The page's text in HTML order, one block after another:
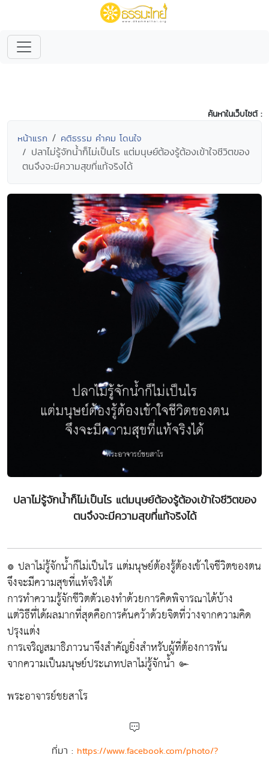
ค้นหาในเว็บไซต์ :
หน้าแรก คติธรรม คำคม โดนใจ
ปลาไม่รู้จักน้ำก็ไม่เป็นไร แต่มนุษย์ต้องรู้ต้องเข้าใจชีวิตของ
ตนจึงจะมีความสุขที่แท้จริงได้
ปลาไม่รู้จักน้ำก็ไม่เป็นไร แต่มนุษย์ต้องรู้ต้องเข้าใจชีวิตของ
ตนจึงจะมีความสุขที่แท้จริงได้
๏ ปลาไม่รู้จักน้ำก็ไม่เป็นไร แต่มนุษย์ต้องรู้ต้องเข้าใจชีวิตของตน
จึงจะมีความสุขที่แท้จริงได้
การทำความรู้จักชีวิตตัวเองทำด้วยการคิดพิจารณาได้บ้าง
แต่วิธีที่ได้ผลมากที่สุดคือการค้นคว้าด้วยจิตที่ว่างจากความคิด
ปรุงแต่ง
การเจริญสมาธิภาวนาจึงสำคัญยิ่งสำหรับผู้ที่ต้องการพ้น
จากความเป็นมนุษย์ประเภทปลาไม่รู้จักน้ำ ๛
พระอาจารย์ชยสาโร
ที่มา : https://www.facebook.com/photo/?